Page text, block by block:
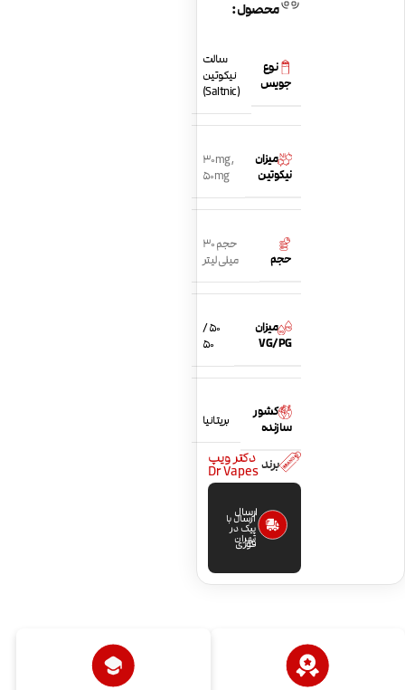
محصول:
نوع
جویس
سالت
نیکوتین
(Saltnic)
میزان
نیکوتین
30mg,
50mg
حجم
حجم 30
میلی لیتر
میزان
VG/PG
50 /
50
کشور
سازنده
بریتانیا
برند دکتر ویپ
Dr Vapes
ارسال
فوری
ارسال با
پیک در
تهران